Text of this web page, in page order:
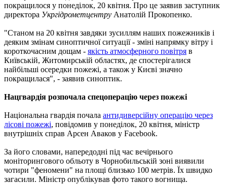
покращилося у понеділок, 20 квітня. Про це заявив заступник
директора Укргідрометцентру Анатолій Прокопенко.
"Станом на 20 квітня завдяки зусиллям наших пожежників і
деяким змінам синоптичної ситуації - зміні напрямку вітру і
короткочасним дощам - якість атмосферного повітря в
Київській, Житомирській областях, де спостерігалися
найбільші осередки пожежі, а також у Києві значно
покращилася", - заявив синоптик.
Нацгвардія розпочала спецоперацію через пожежі
Національна гвардія почала антидиверсійну операцію через
лісові пожежі, повідомив у понеділок, 20 квітня, міністр
внутрішніх справ Арсен Аваков у Facebook.
За його словами, напередодні під час вечірнього
моніторингового обльоту в Чорнобильській зоні виявили
чотири "феномени" на площі близько 100 метрів. Їх швидко
загасили. Міністр опублікував фото такого вогнища.